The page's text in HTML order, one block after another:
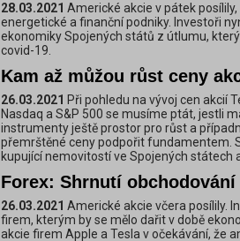
28.03.2021 Americké akcie v pátek
energetické a finanční podniky. Investoři
ekonomiky Spojených států z útlumu,
covid-19.
Kam až můžou růst ceny
26.03.2021 Při pohledu na vývoj cen akcií
Nasdaq a S&P 500 se musíme ptát, jestli
instrumenty ještě prostor pro růst a
přemrštěné ceny podpořit fundamentem.
kupující nemovitostí ve Spojených státech
Forex: Shrnutí obchodování
26.03.2021 Americké akcie včera posílily.
firem, kterým by se mělo dařit v době
akcie firem Apple a Tesla v očekávání, že